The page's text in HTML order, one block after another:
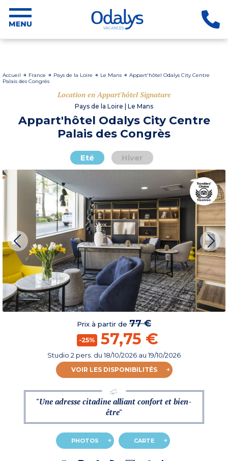
Accueil France Pays de la Loire Le Mans
Appart'hôtel Odalys City Centre
Palais des Congrès
Location en Appart'hôtel Signature
Pays de la Loire | Le Mans
Appart'hôtel Odalys City Centre
Palais des Congrès
Eté Hiver
Prix à partir de 77 €
-25% 57,75 €
Studio 2 pers. du18/10/2026 au 19/10/2026
VOIR LES DISPONIBILITÉS
"Une adresse citadine alliant confort et bien-
être"
PHOTOS CARTE